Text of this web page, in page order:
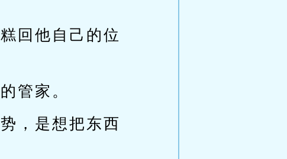
回他自己的位
管家。
，是想把东西